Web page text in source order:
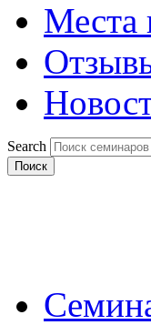
Места
Search
Поиск